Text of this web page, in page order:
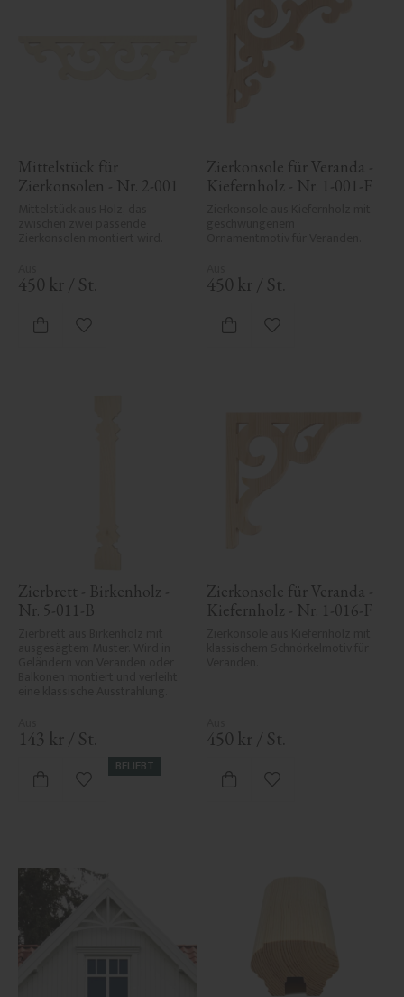
Mittelstück für
Zierkonsolen - Nr. 2-001
450 kr / St.
Zu Favoriten hinzufügen
Zierkonsole für Veranda -
Kiefernholz - Nr. 1-001-F
450 kr / St.
Zu Favoriten
Zierbrett - Birkenholz -
Nr. 5-011-B
143 kr / St.
BELIEBT
Zu Favoriten hinzufügen
Zierkonsole für Veranda -
Kiefernholz - Nr. 1-016-F
450 kr / St.
Zu Favoriten